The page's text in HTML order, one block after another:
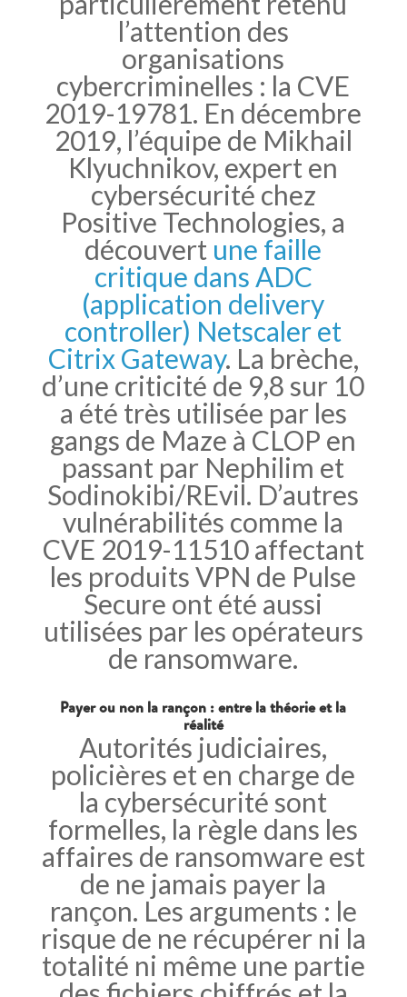
l’attention des
organisations
cybercriminelles : la CVE
2019-19781. En décembre
2019, l’équipe de Mikhail
Klyuchnikov, expert en
cybersécurité chez
Positive Technologies, a
découvert une faille
critique dans ADC
(application delivery
controller) Netscaler et
Citrix Gateway. La brèche,
d’une criticité de 9,8 sur 10
a été très utilisée par les
gangs de Maze à CLOP en
passant par Nephilim et
Sodinokibi/REvil. D’autres
vulnérabilités comme la
CVE 2019-11510 affectant
les produits VPN de Pulse
Secure ont été aussi
utilisées par les opérateurs
de ransomware.
Payer ou non la rançon : entre la théorie et la
réalité
Autorités judiciaires,
policières et en charge de
la cybersécurité sont
formelles, la règle dans les
affaires de ransomware est
de ne jamais payer la
rançon. Les arguments : le
risque de ne récupérer ni la
totalité ni même une partie